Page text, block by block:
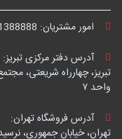
امور مشتریان:
آدرس دفتر مرکزی تبریز:
تبریز، چهارراه شریعتی،
واحد ۷
آدرس فروشگاه تهران:
تهران، خیابان جمهوری،